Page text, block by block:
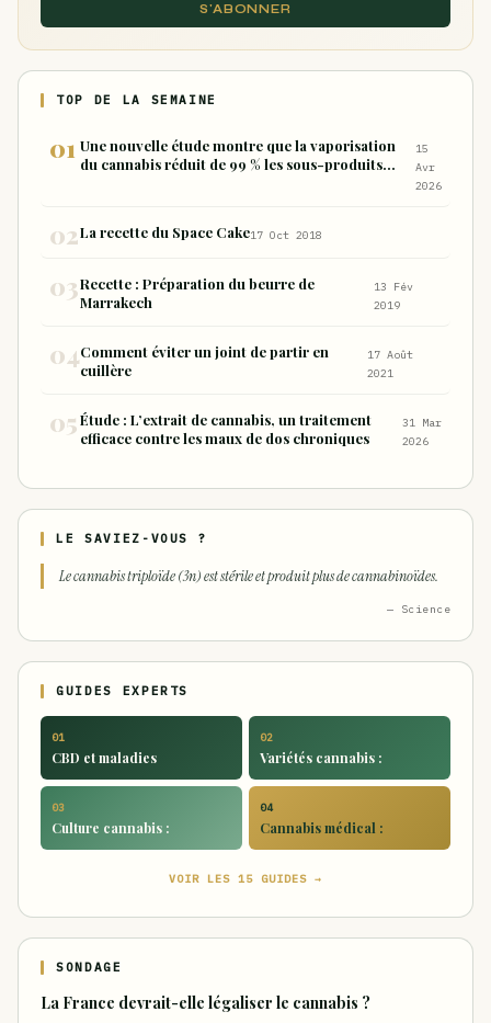
S'ABONNER
TOP DE LA SEMAINE
Une nouvelle étude montre que la vaporisation
du cannabis réduit de 99 % les sous-produits
15
Avr
2026
La recette du Space Cake17 Oct 2018
Recette : Préparation du beurre de
Marrakech
13 Fév
2019
Comment éviter un joint de partir en
cuillère
17 Août
2021
Étude : L’extrait de cannabis, un traitement
efficace contre les maux de dos chroniques
31 Mar
2026
LE SAVIEZ-VOUS ?
Le cannabis triploïde (3n) est stérile et produit plus de cannabinoïdes.
— Science
GUIDES EXPERTS
01
CBD et maladies
02
Variétés cannabis :
03
Culture cannabis :
04
Cannabis médical :
VOIR LES 15 GUIDES →
SONDAGE
La France devrait-elle légaliser le cannabis ?